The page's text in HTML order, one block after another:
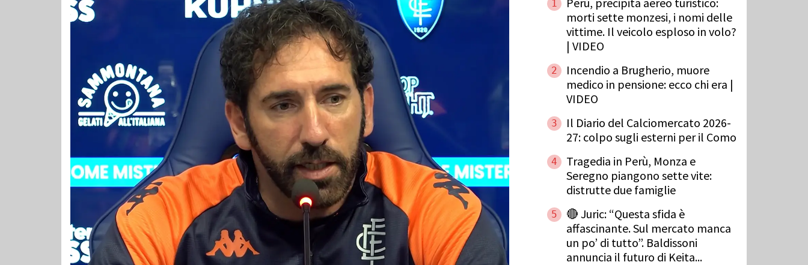
1
morti sette monzesi, i nomi delle
vittime. Il veicolo esploso in volo?
| VIDEO
2
Incendio a Brugherio, muore
medico in pensione: ecco chi era |
VIDEO
3
Il Diario del Calciomercato 2026-
27: colpo sugli esterni per il Como
4
Tragedia in Perù, Monza e
Seregno piangono sette vite:
distrutte due famiglie
5
🔴 Juric: “Questa sfida è
affascinante. Sul mercato manca
un po’ di tutto”. Baldissoni
annuncia il futuro di Keita...